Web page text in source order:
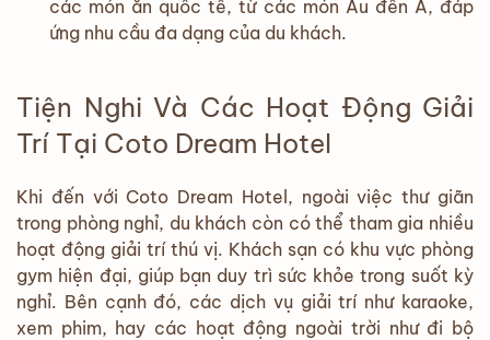
các món ăn quốc tế, từ các món Âu đến Á, đáp
ứng nhu cầu đa dạng của du khách.
Tiện Nghi Và Các Hoạt Động Giải
Trí Tại Coto Dream Hotel
Khi đến với Coto Dream Hotel, ngoài việc thư giãn
trong phòng nghỉ, du khách còn có thể tham gia nhiều
hoạt động giải trí thú vị. Khách sạn có khu vực phòng
gym hiện đại, giúp bạn duy trì sức khỏe trong suốt kỳ
nghỉ. Bên cạnh đó, các dịch vụ giải trí như karaoke,
xem phim, hay các hoạt động ngoài trời như đi bộ